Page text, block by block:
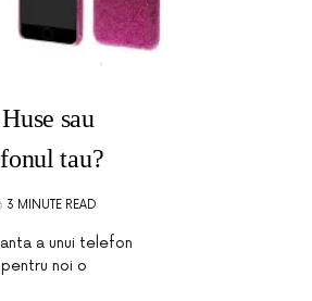
Huse sau
tau?
3 MINUTE READ
a unui telefon
noi o